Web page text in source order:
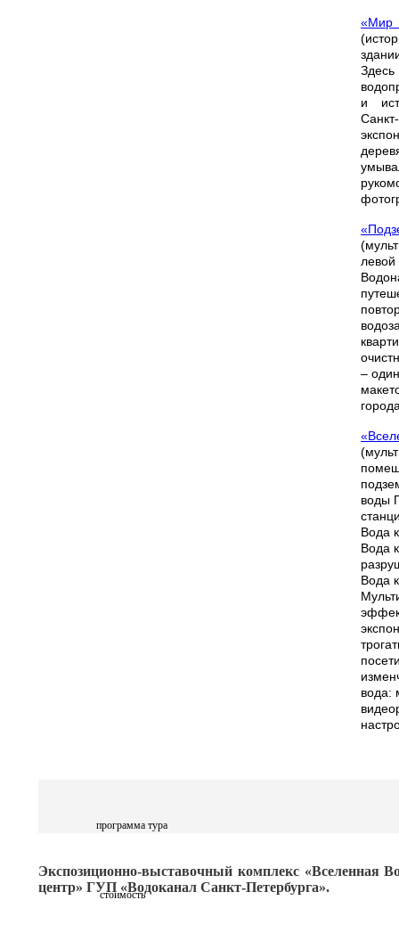
«Мир
и
левой
–
воды
Вода
Вода
Вода
вода:
программа тура
стоимость
Экспозиционно-выставочный комплекс «Вселенная
центр» ГУП «Водоканал Санкт-Петербурга».